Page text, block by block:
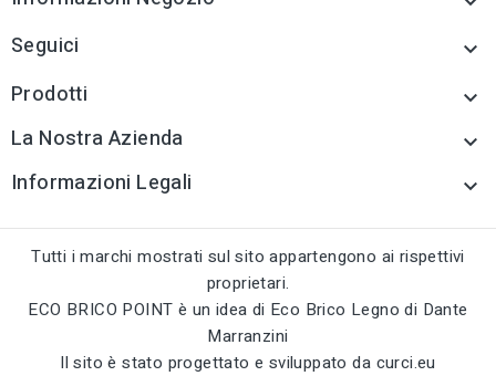
Seguici 
Prodotti 
La Nostra Azienda 
Informazioni Legali 
Tutti i marchi mostrati sul sito appartengono ai rispettivi
proprietari.
ECO BRICO POINT è un idea di Eco Brico Legno di Dante
Marranzini
Il sito è stato progettato e sviluppato da curci.eu